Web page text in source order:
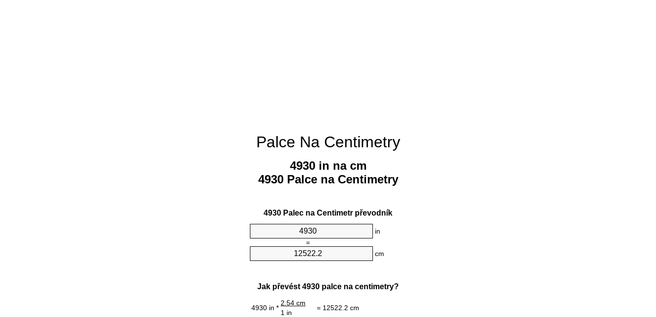
Palce Na Centimetry
4930 in na cm
4930 Palce na Centimetry
4930 Palec na Centimetr převodník
in
=
cm
Jak převést 4930 palce na centimetry?
4930 in *
2.54 cm
= 12522.2 cm
1 in